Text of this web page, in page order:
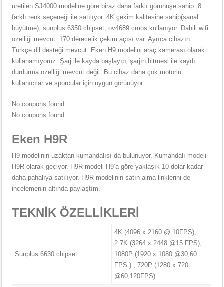
üretilen SJ4000 modeline göre biraz daha farklı görünüşe sahip. 8
farklı renk seçeneği ile satılıyor. 4K çekim kalitesine sahip(sanal
büyütme), sunplus 6350 chipset, ov4689 cmos kullanıyor. Dahili wifi
özelliği mevcut. 170 derecelik çekim açısı var. Ayrıca cihazın
Türkçe dil desteği mevcut. Eken H9 modelini araç kamerası olarak
kullanamıyoruz. Şarj ile kayda başlayıp, şarjın bitmesi ile kaydı
durdurma özelliği mevcut değil. Bu cihaz daha çok motorlu
kullanıcılar ve sporcular için uygun görünüyor.
No coupons found.
No coupons found.
Eken H9R
H9 modelinin uzaktan kumandalısı da bulunuyor. Kumandalı modeli
H9R olarak geçiyor. H9R modeli H9’a göre yaklaşık 10 dolar kadar
daha pahalıya satılıyor. H9R modelinin satın alma linklerini de
incelemenin altında paylaştım.
TEKNİK ÖZELLİKLERİ
Sunplus 6630 chipset
4K (4096 x 2160 @ 10FPS),
2.7K (3264 x 2448 @15 FPS),
1080P (1920 x 1080 @30,60
FPS ) , 720P (1280 x 720
@60,120FPS)